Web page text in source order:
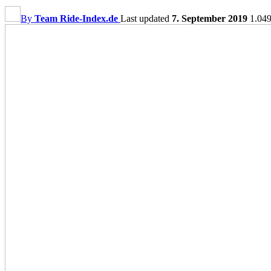
By Team Ride-Index.de Last updated 7. September 2019 1.049